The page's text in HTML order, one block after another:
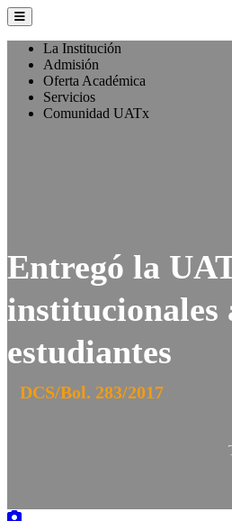
La Institución
Admisión
Oferta Académica
Servicios
Comunidad UATx
Entregó la
institucionales
estudiantes
DCS/Bol. 283/2017